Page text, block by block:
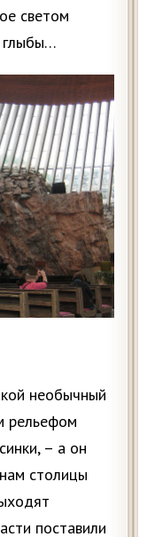
светом
глыбы…
необычный
рельефом
– а он
столицы
поставили